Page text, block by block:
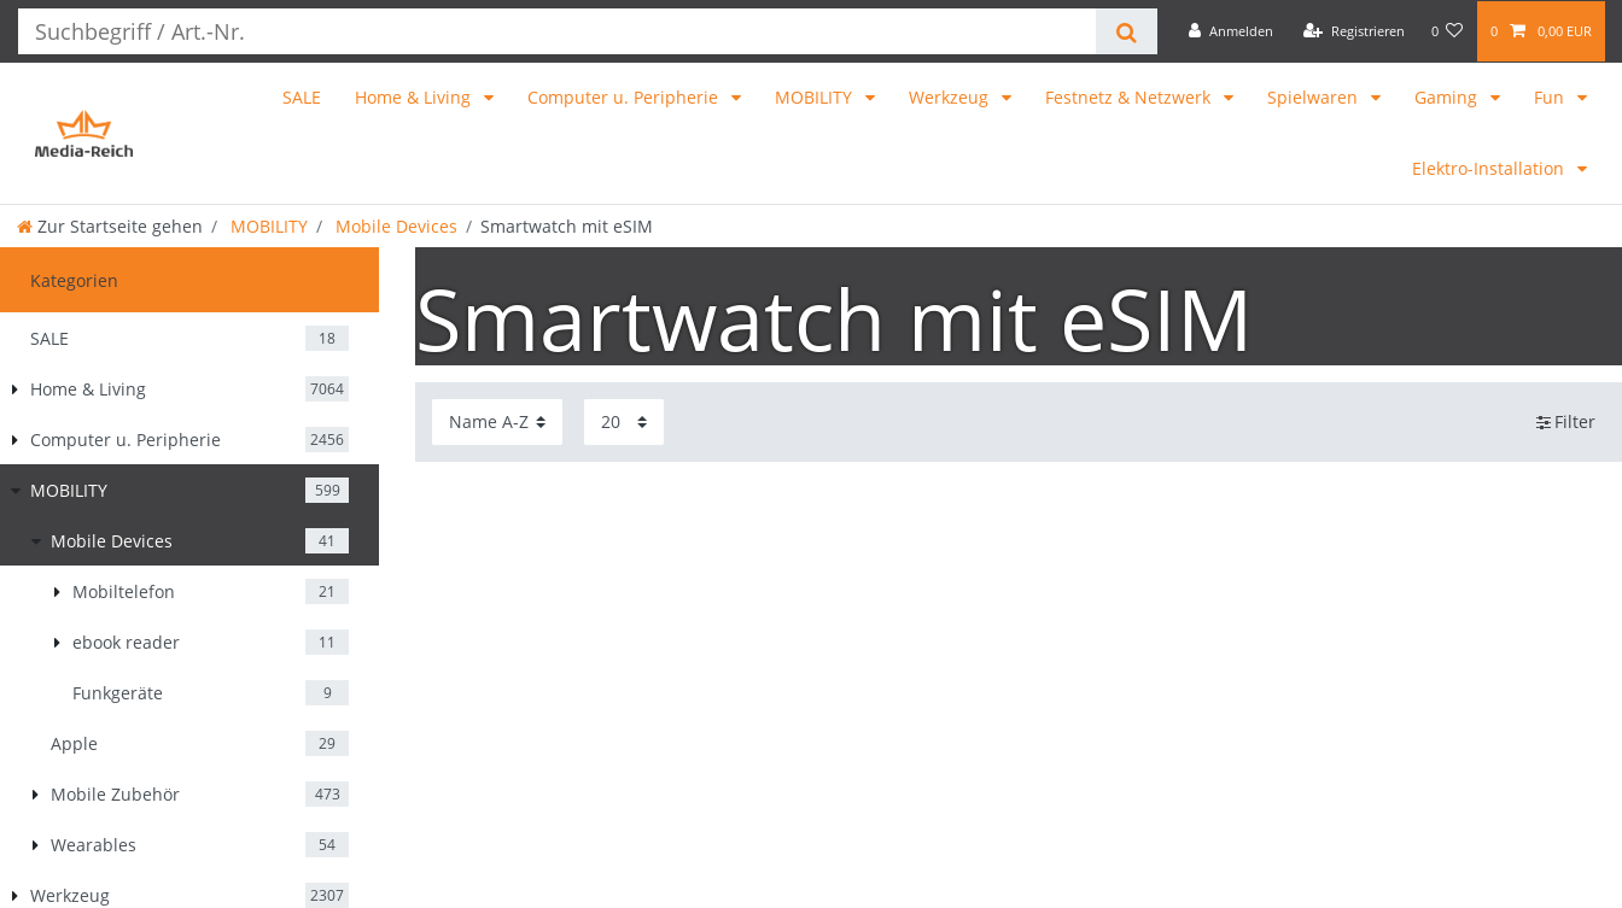
Anmelden Registrieren 0 0 0,00 EUR
SALE Home & Living Computer u. Peripherie MOBILITY Werkzeug Festnetz & Netzwerk Spielwaren Gaming Fun
Elektro-Installation
Zur Startseite gehen MOBILITY Mobile Devices Smartwatch mit eSIM
Kategorien
SALE 18
Home & Living 7064
Computer u. Peripherie 2456
MOBILITY 599
Mobile Devices 41
Mobiltelefon 21
ebook reader 11
Funkgeräte 9
Apple 29
Mobile Zubehör 473
Wearables 54
Werkzeug 2307
Smartwatch mit eSIM
Filter